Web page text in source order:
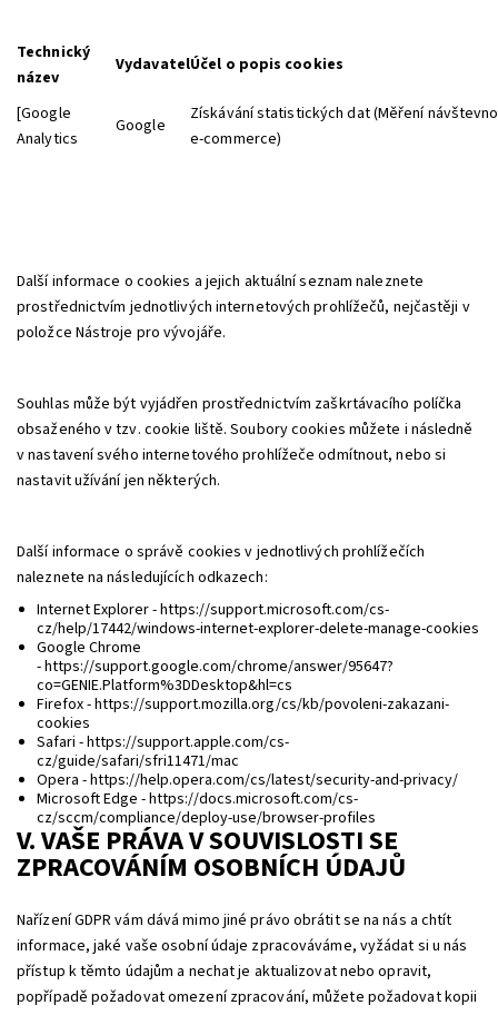
Technický
název
VydavatelÚčel o popis cookies
[Google
Analytics
Google
Získávání statistických dat (Měření
e-commerce)
Další informace o cookies a jejich aktuální seznam naleznete
prostřednictvím jednotlivých internetových prohlížečů, nejčastěji v
položce Nástroje pro vývojáře.
Souhlas může být vyjádřen prostřednictvím zaškrtávacího políčka
obsaženého v tzv. cookie liště. Soubory cookies můžete i následně
v nastavení svého internetového prohlížeče odmítnout, nebo si
nastavit užívání jen některých.
Další informace o správě cookies v jednotlivých prohlížečích
naleznete na následujících odkazech:
Internet Explorer -https://support.microsoft.com/cs-
cz/help/17442/windows-internet-explorer-delete-manage-cookies
Google Chrome
-https://support.google.com/chrome/answer/95647?
co=GENIE.Platform%3DDesktop&hl=cs
Firefox -https://support.mozilla.org/cs/kb/povoleni-zakazani-
cookies
Safari -https://support.apple.com/cs-
cz/guide/safari/sfri11471/mac
Opera -https://help.opera.com/cs/latest/security-and-privacy/
Microsoft Edge -https://docs.microsoft.com/cs-
cz/sccm/compliance/deploy-use/browser-profiles
V. VAŠE PRÁVA V SOUVISLOSTI SE
ZPRACOVÁNÍM OSOBNÍCH ÚDAJŮ
Nařízení GDPR vám dává mimo jiné právo obrátit se na nás a chtít
informace, jaké vaše osobní údaje zpracováváme, vyžádat si u nás
přístup k těmto údajům a nechat je aktualizovat nebo opravit,
popřípadě požadovat omezení zpracování, můžete požadovat kopii